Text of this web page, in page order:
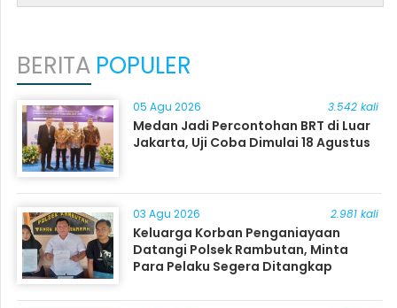
BERITA POPULER
05 Agu 2026 3.542 kali
Medan Jadi Percontohan BRT di Luar
Jakarta, Uji Coba Dimulai 18 Agustus
03 Agu 2026 2.981 kali
Keluarga Korban Penganiayaan
Datangi Polsek Rambutan, Minta
Para Pelaku Segera Ditangkap